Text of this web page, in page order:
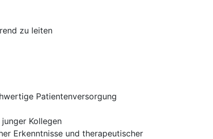
zu leiten
Patientenversorgung
Kollegen
Erkenntnisse und therapeutischer